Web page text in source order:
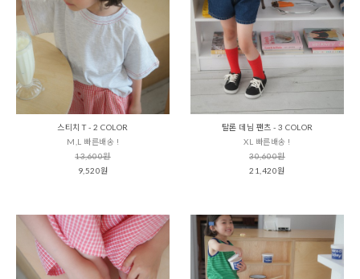
스티치 T - 2 COLOR
M,L 빠른배송 !
13,600원
9,520원
탈론 데님 팬츠 - 3 COLOR
XL 빠른배송 !
30,600원
21,420원